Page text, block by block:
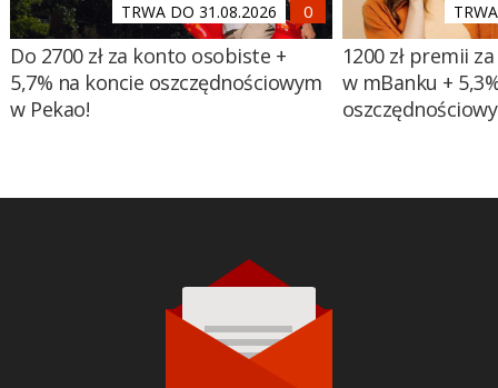
TRWA DO 31.08.2026
Do 2700 zł za konto osobiste +
5,7% na koncie oszczędnościowym
w Pekao!
1200 zł premii
w mBanku +